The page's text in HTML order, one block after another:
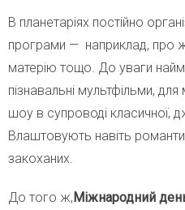
В планетаріях постійно
програми — наприклад, про
матерію тощо. До уваги
пізнавальні мультфільми,
шоу в супроводі класичної,
Влаштовують навіть
закоханих.
До того ж, Міжнародний